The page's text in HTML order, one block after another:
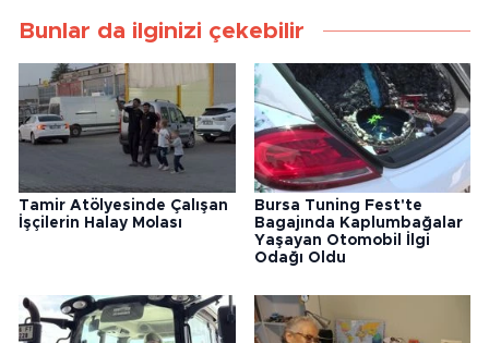
Bunlar da ilginizi çekebilir
Tamir Atölyesinde Çalışan
İşçilerin Halay Molası
Bursa Tuning Fest'te
Bagajında Kaplumbağalar
Yaşayan Otomobil İlgi
Odağı Oldu